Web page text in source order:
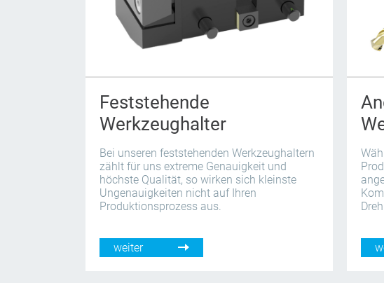
Feststehende
Werkzeughalter
Bei unseren feststehenden Werkzeughaltern
zählt für uns extreme Genauigkeit und
höchste Qualität, so wirken sich kleinste
Ungenauigkeiten nicht auf Ihren
Produktionsprozess aus.
weiter